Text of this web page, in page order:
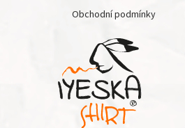
Obchodní podmínky